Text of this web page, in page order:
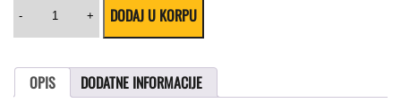
-
Priključnica
PRESTIGE
Cat6
FTP,
+ DODAJ U KORPU
OPIS DODATNE INFORMACIJE